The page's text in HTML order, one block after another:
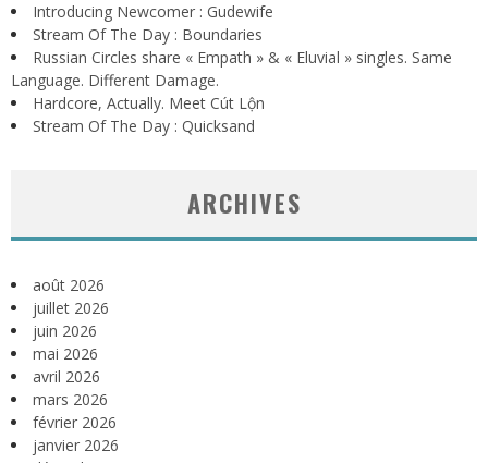
Introducing Newcomer : Gudewife
Stream Of The Day : Boundaries
Russian Circles share « Empath » & « Eluvial » singles. Same
Language. Different Damage.
Hardcore, Actually. Meet Cút Lộn
Stream Of The Day : Quicksand
ARCHIVES
août 2026
juillet 2026
juin 2026
mai 2026
avril 2026
mars 2026
février 2026
janvier 2026